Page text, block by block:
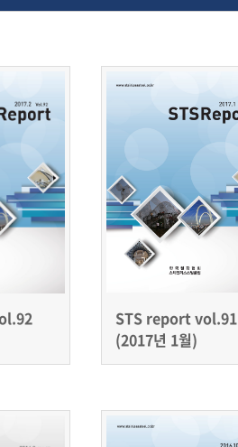
STS report vol.91
(2017년 1월)